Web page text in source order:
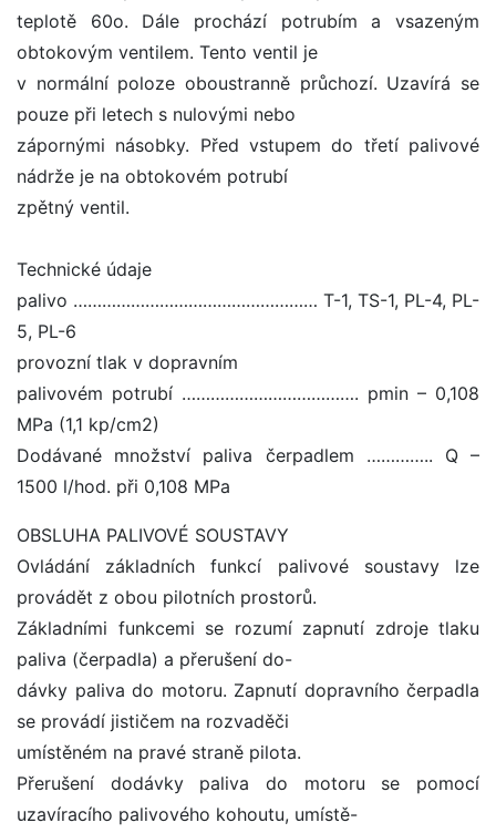
teplotě 60o. Dále prochází potrubím a vsazeným
obtokovým ventilem. Tento ventil je
v normální poloze oboustranně průchozí. Uzavírá se
pouze při letech s nulovými nebo
zápornými násobky. Před vstupem do třetí palivové
nádrže je na obtokovém potrubí
zpětný ventil.
Technické údaje
palivo …………………………………………… T-1, TS-1, PL-4, PL-
5, PL-6
provozní tlak v dopravním
palivovém potrubí ………………………………. pmin – 0,108
MPa (1,1 kp/cm2)
Dodávané množství paliva čerpadlem ………….. Q –
1500 l/hod. při 0,108 MPa
OBSLUHA PALIVOVÉ SOUSTAVY
Ovládání základních funkcí palivové soustavy lze
provádět z obou pilotních prostorů.
Základními funkcemi se rozumí zapnutí zdroje tlaku
paliva (čerpadla) a přerušení do-
dávky paliva do motoru. Zapnutí dopravního čerpadla
se provádí jističem na rozvaděči
umístěném na pravé straně pilota.
Přerušení dodávky paliva do motoru se pomocí
uzavíracího palivového kohoutu, umístě-